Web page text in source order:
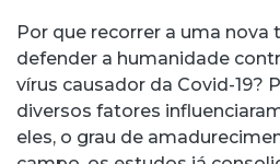
Por que recorrer a uma nova
defender a humanidade
vírus causador da Covid-19?
diversos fatores
eles, o grau de